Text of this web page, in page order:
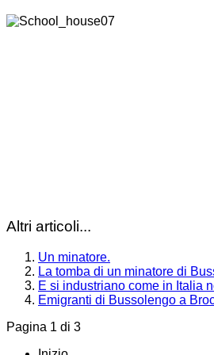
Altri articoli...
Un minatore.
La tomba di un minatore di
E si industriano come in Italia
Emigranti di Bussolengo a
Pagina 1 di 3